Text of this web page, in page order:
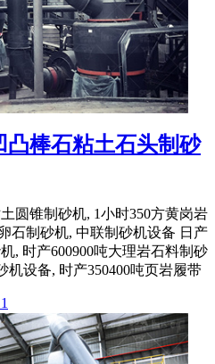
凸棒石粘土石头制砂
圆锥制砂机, 1小时350方黄岗岩
石制砂机, 中联制砂机设备 日产
, 时产600900吨大理岩石料制砂
机设备, 时产350400吨页岩履带